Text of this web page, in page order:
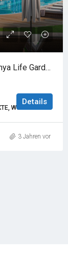
1+1 Luxuswohnung Zu Verkaufen In Alanya Life Garden Oba
WOHNUNG
Details
3 Jahren vor